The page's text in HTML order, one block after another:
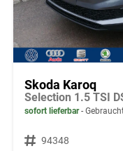
Skoda Karoq
sofort lieferbar
Fahrzeugnr. 94348